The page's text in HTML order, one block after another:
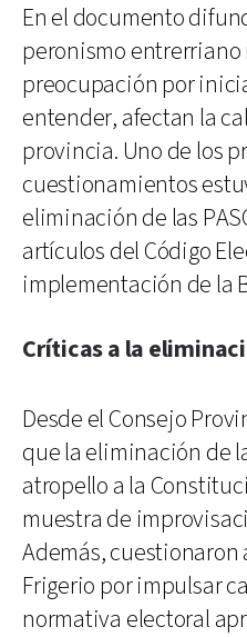
En el documento
peronismo
preocupación por
entender, afectan la
provincia. Uno de los
cuestionamientos
eliminación de las
artículos del Código
implementación de la
Críticas a la
Desde el Consejo
que la eliminación de
atropello a la
muestra de
Además, cuestionaron
Frigerio por impulsar
normativa electoral